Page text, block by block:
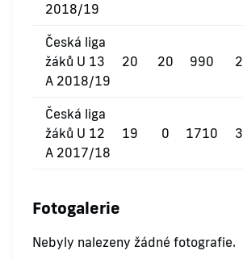
2018/19
Česká liga
žáků U 13
A 2018/19
20 20 990 2
Česká liga
žáků U 12
A 2017/18
19 0 1710 3
Fotogalerie
Nebyly nalezeny žádné fotografie.